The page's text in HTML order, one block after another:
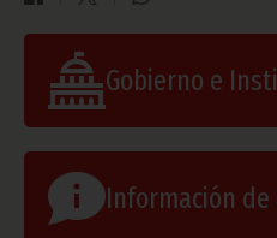
Gobierno e
Información